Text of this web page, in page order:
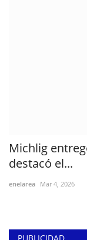
Michlig
destacó el...
enelarea Mar 4, 2026